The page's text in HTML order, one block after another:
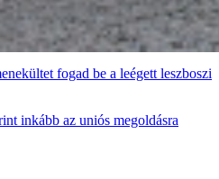
fogad be a leégett leszboszi
inkább az uniós megoldásra